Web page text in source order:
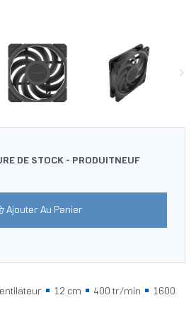
DE STOCK - PRODUITNEUF
Ajouter Au Panier
12 cm 400 tr/min
1600